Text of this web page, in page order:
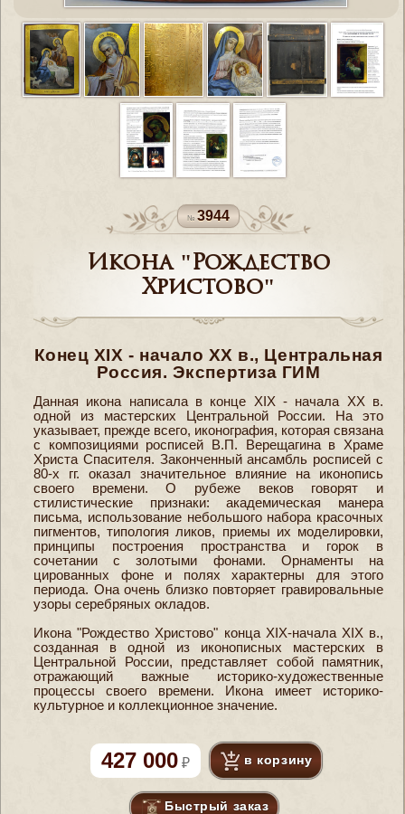
3944
Икона "Рождество
Христово"
Конец XIX - начало XX в., Центральная
Россия. Экспертиза ГИМ
Данная икона написала в конце XIX - начала XX в.
одной из мастерских Центральной России. На это
указывает, прежде всего, иконография, которая связана
с композициями росписей В.П. Верещагина в Храме
Христа Спасителя. Законченный ансамбль росписей с
80-х гг. оказал значительное влияние на иконопись
своего времени. О рубеже веков говорят и
стилистические признаки: академическая манера
письма, использование небольшого набора красочных
пигментов, типология ликов, приемы их моделировки,
принципы построения пространства и горок в
сочетании с золотыми фонами. Орнаменты на
цированных фоне и полях характерны для этого
периода. Она очень близко повторяет гравировальные
узоры серебряных окладов.
Икона "Рождество Христово" конца XIX-начала XIX в.,
созданная в одной из иконописных мастерских в
Центральной России, представляет собой памятник,
отражающий важные историко-художественные
процессы своего времени. Икона имеет историко-
культурное и коллекционное значение.
427 000 в корзину
Быстрый заказ